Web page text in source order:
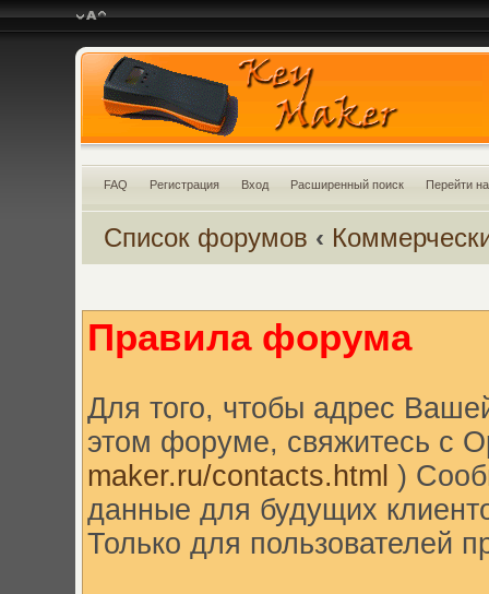
FAQ Регистрация Вход Расширенный поиск Перейти
Список форумов ‹
Правила форума
Для того, чтобы адрес
этом форуме, свяжитесь с
maker.ru/contacts.html )
данные для будущих
Только для пользователей